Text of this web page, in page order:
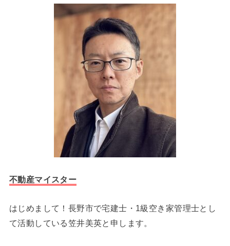
不動産マイスター
はじめまして！長野市で宅建士・1級空き家管理士とし
て活動している笠井美英と申します。